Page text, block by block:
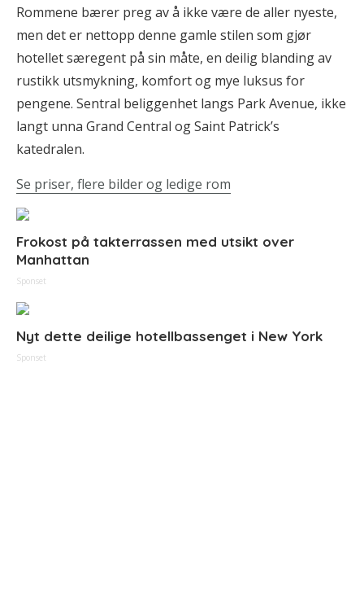
Rommene bærer preg av å ikke være de aller nyeste,
men det er nettopp denne gamle stilen som gjør
hotellet særegent på sin måte, en deilig blanding av
rustikk utsmykning, komfort og mye luksus for
pengene. Sentral beliggenhet langs Park Avenue, ikke
langt unna Grand Central og Saint Patrick’s
katedralen.
Se priser, flere bilder og ledige rom
Frokost på takterrassen med utsikt over
Manhattan
Sponset
Nyt dette deilige hotellbassenget i New York
Sponset